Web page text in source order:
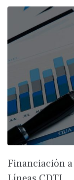
Financiación